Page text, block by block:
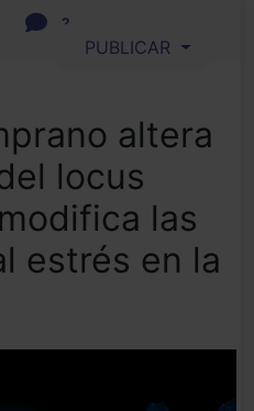
2
PUBLICAR
altera
locus
las
estrés en la